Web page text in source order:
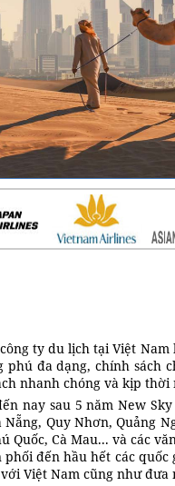
ty du lịch tại Việt
phú đa dạng, chính sách
nhanh chóng và kịp
nay sau 5 năm New
Quy Nhơn, Quảng
Quốc, Cà Mau... và các
đến hầu hết các
Việt Nam cũng như